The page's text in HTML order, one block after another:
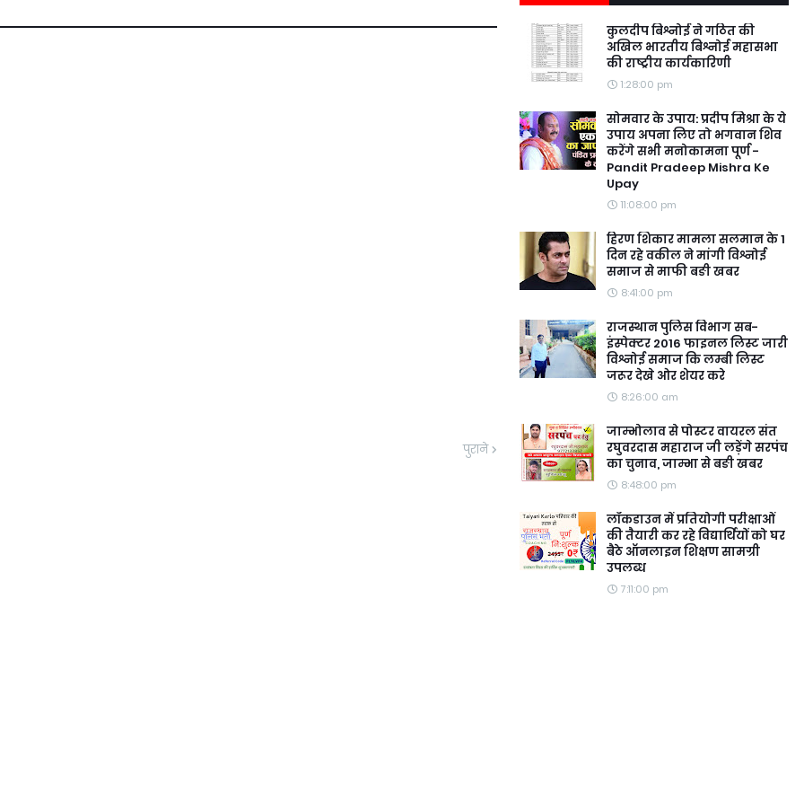
पुराने
कुलदीप बिश्नोई ने गठित की
अखिल भारतीय बिश्नोई महासभा
की राष्ट्रीय कार्यकारिणी
1:28:00 pm
सोमवार के उपाय: प्रदीप मिश्रा के ये
उपाय अपना लिए तो भगवान शिव
करेंगे सभी मनोकामना पूर्ण -
Pandit Pradeep Mishra Ke
Upay
11:08:00 pm
हिरण शिकार मामला सलमान के 1
दिन रहे वकील ने मांगी विश्नोई
समाज से माफी बङी खबर
8:41:00 pm
राजस्थान पुलिस विभाग सब-
इंस्पेक्टर 2016 फाइनल लिस्ट जारी
विश्नोई समाज कि लम्बी लिस्ट
जरूर देखे ओर शेयर करे
8:26:00 am
जाम्भोलाव से पोस्टर वायरल संत
रघुवरदास महाराज जी लड़ेंगे सरपंच
का चुनाव, जाम्भा से बङी खबर
8:48:00 pm
लॉकडाउन में प्रतियोगी परीक्षाओं
की तैयारी कर रहे विद्यार्थियों को घर
बैठे ऑनलाइन शिक्षण सामग्री
उपलब्ध
7:11:00 pm